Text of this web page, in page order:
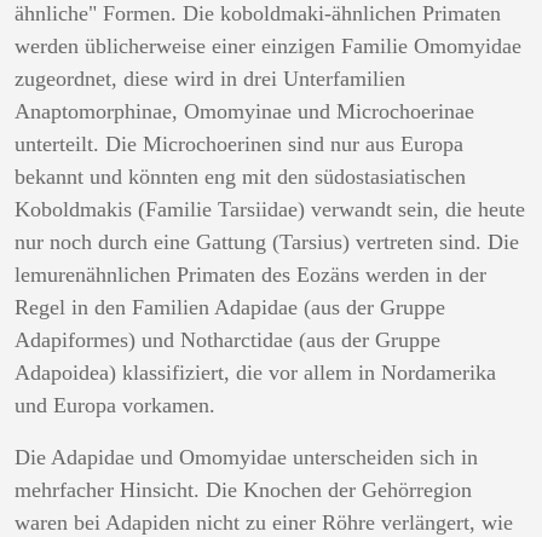
ähnliche" Formen. Die koboldmaki-ähnlichen Primaten
werden üblicherweise einer einzigen Familie Omomyidae
zugeordnet, diese wird in drei Unterfamilien
Anaptomorphinae, Omomyinae und Microchoerinae
unterteilt. Die Microchoerinen sind nur aus Europa
bekannt und könnten eng mit den südostasiatischen
Koboldmakis (Familie Tarsiidae) verwandt sein, die heute
nur noch durch eine Gattung (Tarsius) vertreten sind. Die
lemurenähnlichen Primaten des Eozäns werden in der
Regel in den Familien Adapidae (aus der Gruppe
Adapiformes) und Notharctidae (aus der Gruppe
Adapoidea) klassifiziert, die vor allem in Nordamerika
und Europa vorkamen.
Die Adapidae und Omomyidae unterscheiden sich in
mehrfacher Hinsicht. Die Knochen der Gehörregion
waren bei Adapiden nicht zu einer Röhre verlängert, wie